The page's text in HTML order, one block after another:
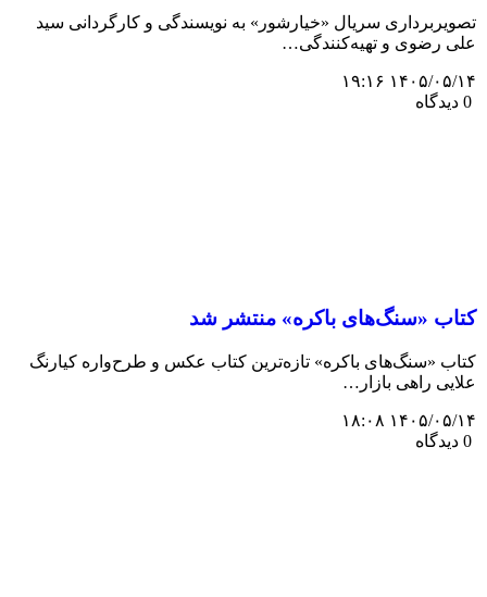
تصویربرداری سریال «خیارشور» به نویسندگی و کارگردانی سید
علی رضوی و تهیه‌کنندگی…
۱۴۰۵/۰۵/۱۴ ۱۹:۱۶
0 دیدگاه
کتاب «سنگ‌های باکره» منتشر شد
کتاب «سنگ‌های باکره» تازه‌ترین کتاب عکس و طرح‌واره کیارنگ
علایی راهی بازار…
۱۴۰۵/۰۵/۱۴ ۱۸:۰۸
0 دیدگاه